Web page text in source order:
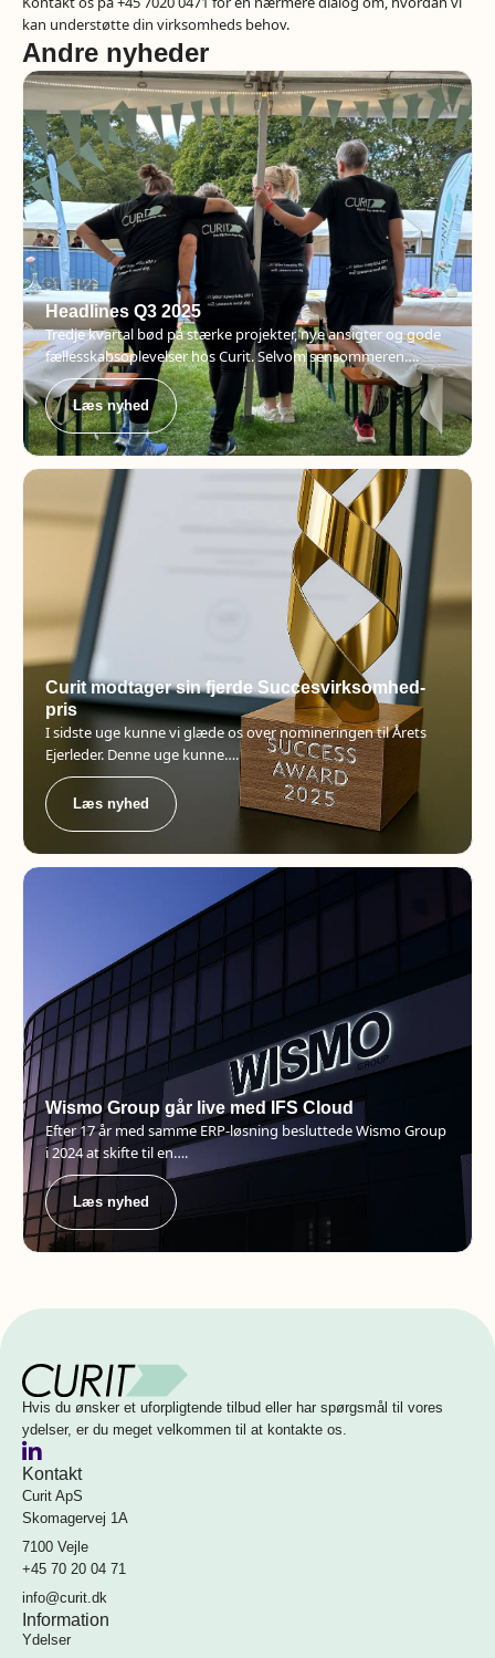
kan understøtte din virksomheds behov.
Andre nyheder
Headlines Q3 2025
Tredje kvartal bød på stærke projekter, nye ansigter og gode
fællesskabsoplevelser hos Curit. Selvom sensommeren….
Læs nyhed
Curit modtager sin fjerde Succesvirksomhed-
pris
I sidste uge kunne vi glæde os over nomineringen til Årets
Ejerleder. Denne uge kunne….
Læs nyhed
Wismo Group går live med IFS Cloud
Efter 17 år med samme ERP-løsning besluttede Wismo Group
i 2024 at skifte til en….
Læs nyhed
Hvis du ønsker et uforpligtende tilbud eller har spørgsmål til vores
ydelser, er du meget velkommen til at kontakte os.
Kontakt
Curit ApS
Skomagervej 1A
7100 Vejle
+45 70 20 04 71
info@curit.dk
Information
Ydelser